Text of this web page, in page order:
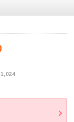
1,024